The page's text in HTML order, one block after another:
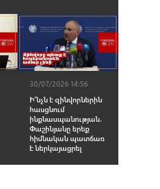
30/07/2026 14:56
Ի՞նչն է զինվորներին
հասցնում
ինքնասպանության․
Փաշինյանը երեք
հիմնական պատճառ
է ներկայացրել